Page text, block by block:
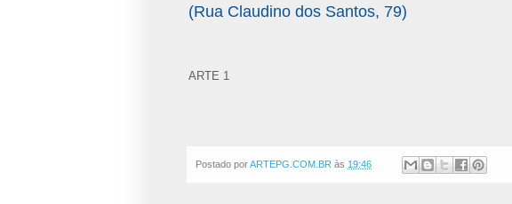
(Rua Claudino dos Santos, 79)
ARTE 1
Postado porARTEPG.COM.BR às 19:46